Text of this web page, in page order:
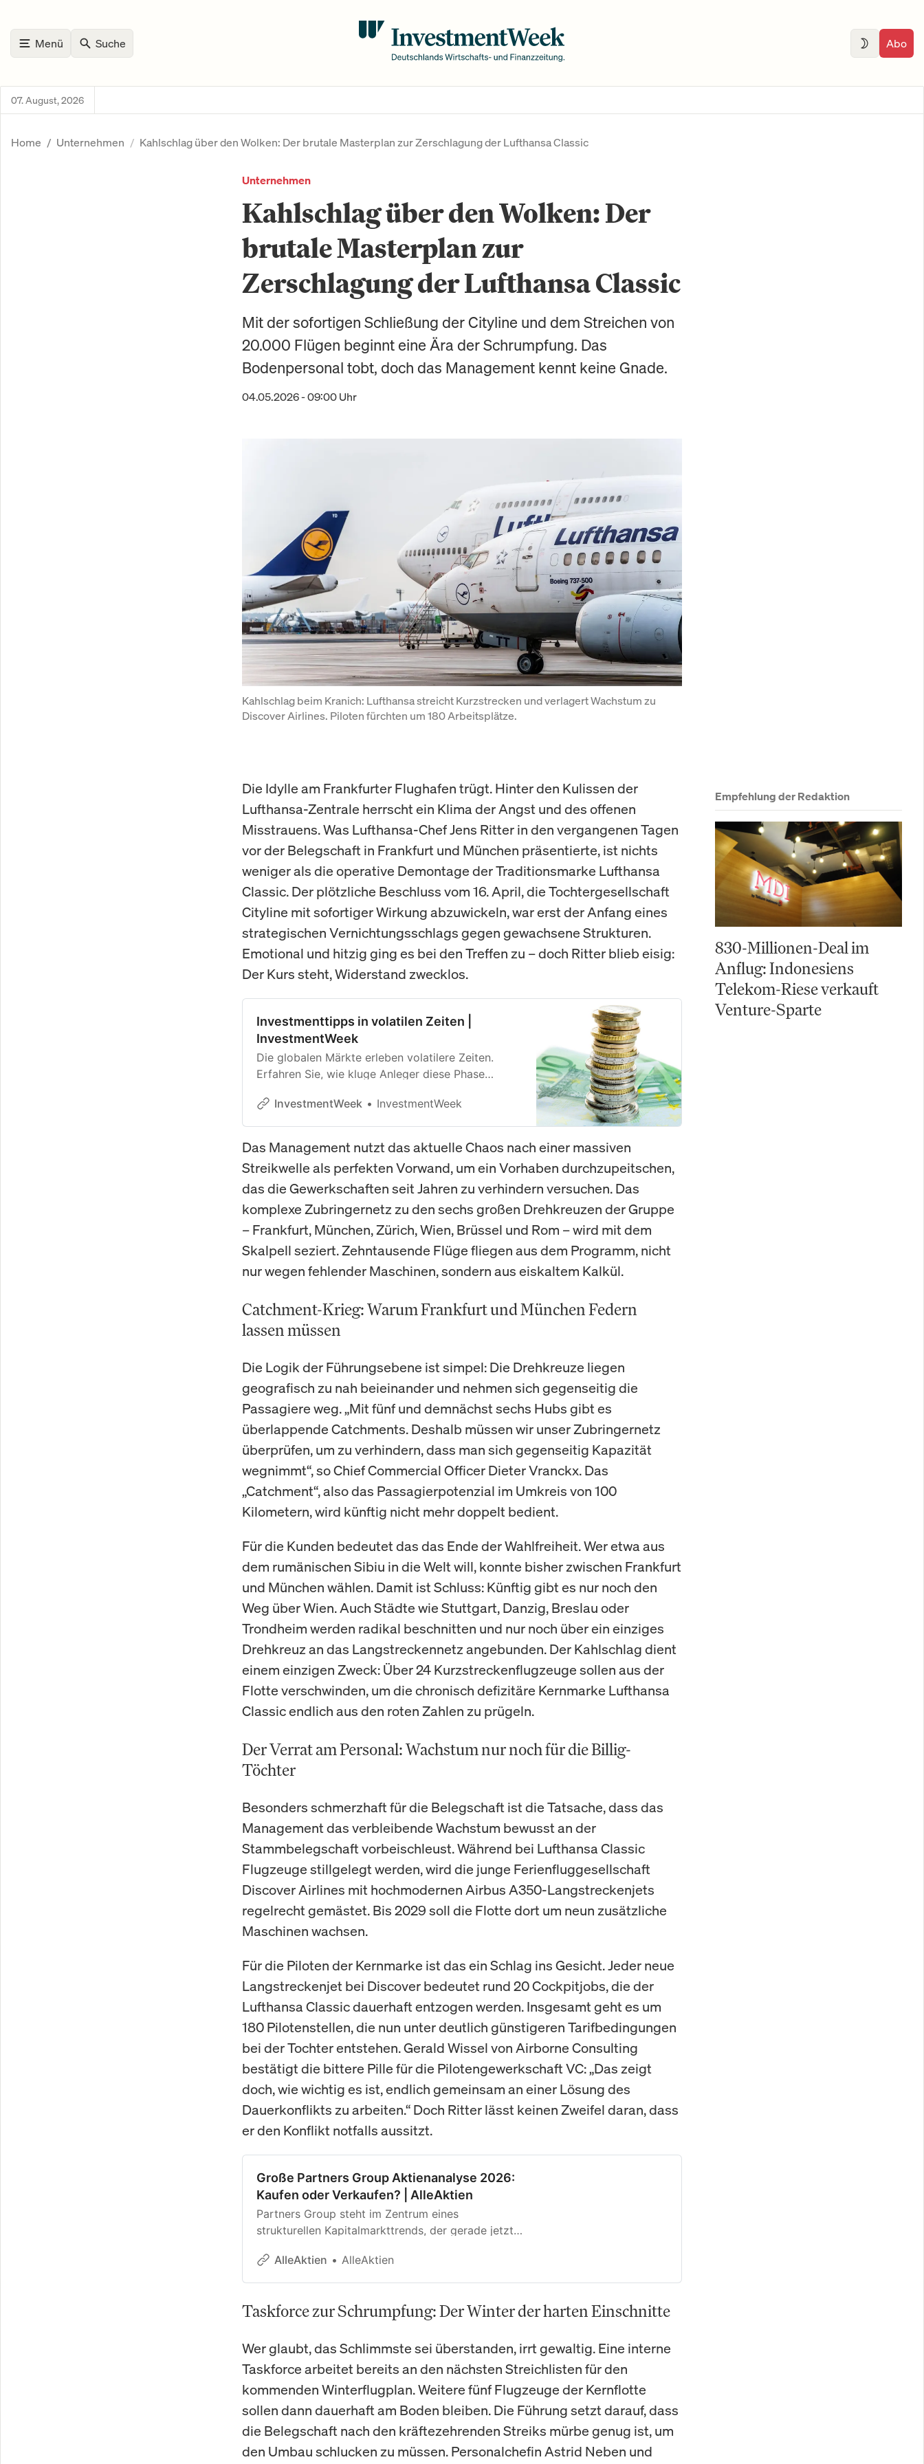
Menü Suche Abo
07. August, 2026
Home Unternehmen Kahlschlag über den Wolken: Der brutale Masterplan zur Zerschlagung der Lufthansa Classic
Unternehmen
Kahlschlag über den Wolken: Der
brutale Masterplan zur
Zerschlagung der Lufthansa Classic
Mit der sofortigen Schließung der Cityline und dem Streichen von
20.000 Flügen beginnt eine Ära der Schrumpfung. Das
Bodenpersonal tobt, doch das Management kennt keine Gnade.
04.05.2026 - 09:00 Uhr
Kahlschlag beim Kranich: Lufthansa streicht Kurzstrecken und verlagert Wachstum zu
Discover Airlines. Piloten fürchten um 180 Arbeitsplätze.
Die Idylle am Frankfurter Flughafen trügt. Hinter den Kulissen der
Lufthansa-Zentrale herrscht ein Klima der Angst und des offenen
Misstrauens. Was Lufthansa-Chef Jens Ritter in den vergangenen Tagen
vor der Belegschaft in Frankfurt und München präsentierte, ist nichts
weniger als die operative Demontage der Traditionsmarke Lufthansa
Classic. Der plötzliche Beschluss vom 16. April, die Tochtergesellschaft
Cityline mit sofortiger Wirkung abzuwickeln, war erst der Anfang eines
strategischen Vernichtungsschlags gegen gewachsene Strukturen.
Emotional und hitzig ging es bei den Treffen zu – doch Ritter blieb eisig:
Der Kurs steht, Widerstand zwecklos.
Investmenttipps in volatilen Zeiten |
InvestmentWeek
Die globalen Märkte erleben volatilere Zeiten.
Erfahren Sie, wie kluge Anleger diese Phase
neuen Chancen zu profitieren.
InvestmentWeek InvestmentWeek
Das Management nutzt das aktuelle Chaos nach einer massiven
Streikwelle als perfekten Vorwand, um ein Vorhaben durchzupeitschen,
das die Gewerkschaften seit Jahren zu verhindern versuchen. Das
komplexe Zubringernetz zu den sechs großen Drehkreuzen der Gruppe
– Frankfurt, München, Zürich, Wien, Brüssel und Rom – wird mit dem
Skalpell seziert. Zehntausende Flüge fliegen aus dem Programm, nicht
nur wegen fehlender Maschinen, sondern aus eiskaltem Kalkül.
Catchment-Krieg: Warum Frankfurt und München Federn
lassen müssen
Die Logik der Führungsebene ist simpel: Die Drehkreuze liegen
geografisch zu nah beieinander und nehmen sich gegenseitig die
Passagiere weg. „Mit fünf und demnächst sechs Hubs gibt es
überlappende Catchments. Deshalb müssen wir unser Zubringernetz
überprüfen, um zu verhindern, dass man sich gegenseitig Kapazität
wegnimmt“, so Chief Commercial Officer Dieter Vranckx. Das
„Catchment“, also das Passagierpotenzial im Umkreis von 100
Kilometern, wird künftig nicht mehr doppelt bedient.
Für die Kunden bedeutet das das Ende der Wahlfreiheit. Wer etwa aus
dem rumänischen Sibiu in die Welt will, konnte bisher zwischen Frankfurt
und München wählen. Damit ist Schluss: Künftig gibt es nur noch den
Weg über Wien. Auch Städte wie Stuttgart, Danzig, Breslau oder
Trondheim werden radikal beschnitten und nur noch über ein einziges
Drehkreuz an das Langstreckennetz angebunden. Der Kahlschlag dient
einem einzigen Zweck: Über 24 Kurzstreckenflugzeuge sollen aus der
Flotte verschwinden, um die chronisch defizitäre Kernmarke Lufthansa
Classic endlich aus den roten Zahlen zu prügeln.
Der Verrat am Personal: Wachstum nur noch für die Billig-
Töchter
Besonders schmerzhaft für die Belegschaft ist die Tatsache, dass das
Management das verbleibende Wachstum bewusst an der
Stammbelegschaft vorbeischleust. Während bei Lufthansa Classic
Flugzeuge stillgelegt werden, wird die junge Ferienfluggesellschaft
Discover Airlines mit hochmodernen Airbus A350-Langstreckenjets
regelrecht gemästet. Bis 2029 soll die Flotte dort um neun zusätzliche
Maschinen wachsen.
Für die Piloten der Kernmarke ist das ein Schlag ins Gesicht. Jeder neue
Langstreckenjet bei Discover bedeutet rund 20 Cockpitjobs, die der
Lufthansa Classic dauerhaft entzogen werden. Insgesamt geht es um
180 Pilotenstellen, die nun unter deutlich günstigeren Tarifbedingungen
bei der Tochter entstehen. Gerald Wissel von Airborne Consulting
bestätigt die bittere Pille für die Pilotengewerkschaft VC: „Das zeigt
doch, wie wichtig es ist, endlich gemeinsam an einer Lösung des
Dauerkonflikts zu arbeiten.“ Doch Ritter lässt keinen Zweifel daran, dass
er den Konflikt notfalls aussitzt.
Große Partners Group Aktienanalyse 2026:
Kaufen oder Verkaufen? | AlleAktien
Partners Group steht im Zentrum eines
strukturellen Kapitalmarkttrends, der gerade jetzt
erhöhen weltweit ihre Allokation in Private Equity,
Private Debt, Infrastruktur und Immobilien, um
erzielen. Diese Märkte unterscheiden sich
sie illiquide, langfristig ausgerichtet und operativ
geprägt sind, wodurch aktives Management
AlleAktien AlleAktien
Taskforce zur Schrumpfung: Der Winter der harten Einschnitte
Wer glaubt, das Schlimmste sei überstanden, irrt gewaltig. Eine interne
Taskforce arbeitet bereits an den nächsten Streichlisten für den
kommenden Winterflugplan. Weitere fünf Flugzeuge der Kernflotte
sollen dann dauerhaft am Boden bleiben. Die Führung setzt darauf, dass
die Belegschaft nach den kräftezehrenden Streiks mürbe genug ist, um
den Umbau schlucken zu müssen. Personalchefin Astrid Neben und
Empfehlung der Redaktion
830-Millionen-Deal im
Anflug: Indonesiens
Telekom-Riese verkauft
Venture-Sparte